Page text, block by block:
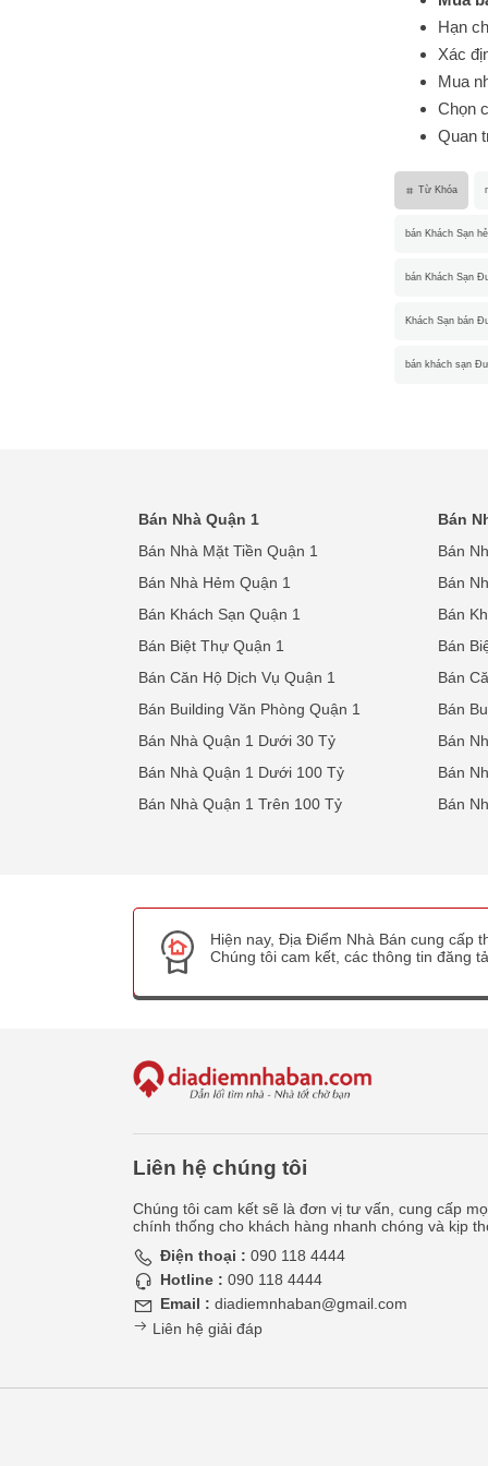
Hạn
Xác
Mua
Chọn
Quan
Từ Khóa
bán Khách Sạn
bán Khách Sạn
Khách Sạn bán
bán khách sạn
Bán Nhà Quận 1
Bán
Bán Nhà Mặt Tiền Quận 1
Bán
Bán Nhà Hẻm Quận 1
Bán
Bán Khách Sạn Quận 1
Bán
Bán Biệt Thự Quận 1
Bán
Bán Căn Hộ Dịch Vụ Quận 1
Bán
Bán Building Văn Phòng Quận 1
Bán
Bán Nhà Quận 1 Dưới 30 Tỷ
Bán
Bán Nhà Quận 1 Dưới 100 Tỷ
Bán
Bán Nhà Quận 1 Trên 100 Tỷ
Bán
Hiện nay, Địa Điểm Nhà Bán cung cấp
Chúng tôi cam kết, các thông tin đăng
Liên hệ chúng tôi
Chúng tôi cam kết sẽ là đơn vị tư vấn, cung cấp
chính thống cho khách hàng nhanh chóng và kịp
Điện thoại : 090 118 4444
Hotline : 090 118 4444
Email : diadiemnhaban@gmail.com
Liên hệ giải đáp